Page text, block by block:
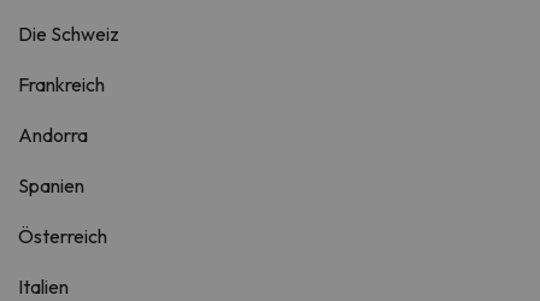
Die Schweiz
Frankreich
Andorra
Spanien
Österreich
Italien